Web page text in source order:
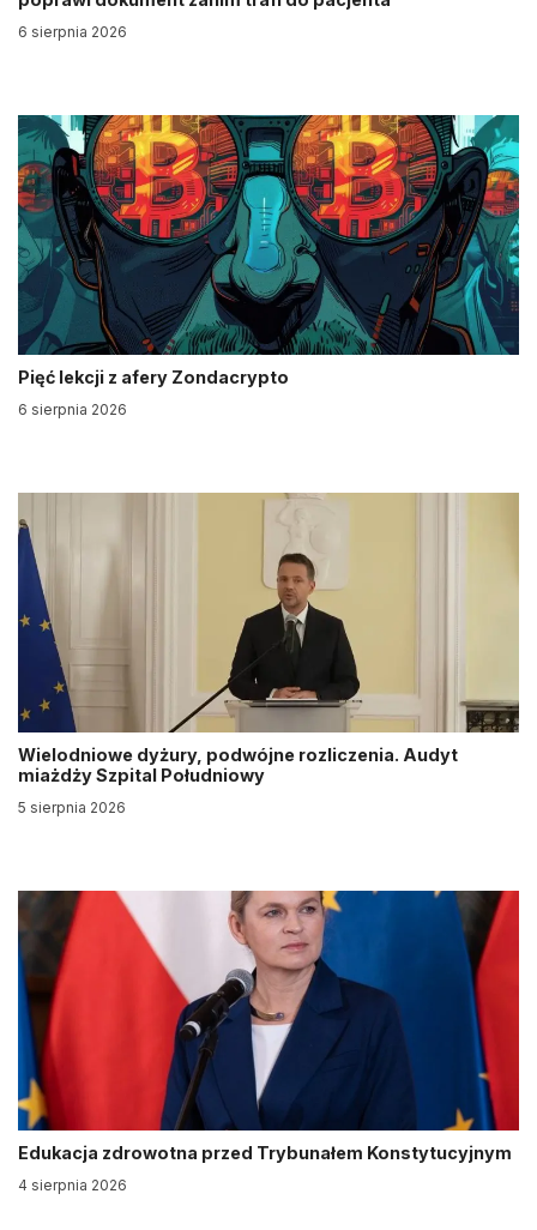
6 sierpnia 2026
Pięć lekcji z afery Zondacrypto
6 sierpnia 2026
Wielodniowe dyżury, podwójne rozliczenia. Audyt
miażdży Szpital Południowy
5 sierpnia 2026
Edukacja zdrowotna przed Trybunałem Konstytucyjnym
4 sierpnia 2026